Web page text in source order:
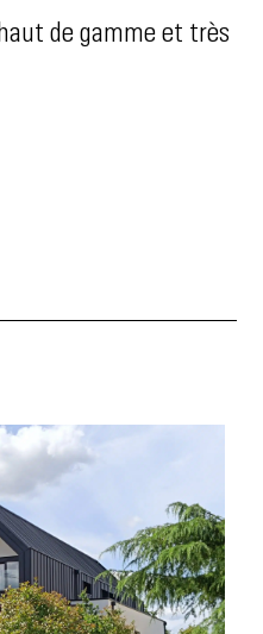
de gamme et très